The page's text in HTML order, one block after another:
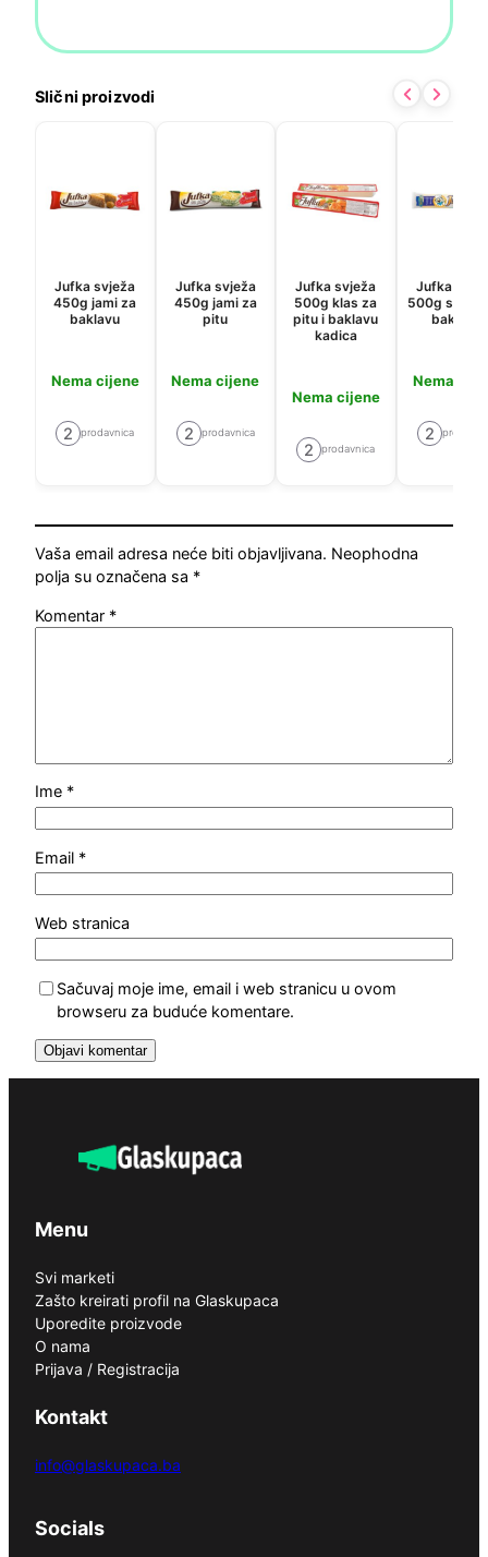
Slični proizvodi
Jufka svježa
450g jami za
baklavu
Nema cijene
2 prodavnica
Jufka svježa
450g jami za
pitu
Nema cijene
2 prodavnica
Jufka svježa
500g klas za
pitu i baklavu
kadica
Nema cijene
2 prodavnica
Jufka
500g
baklavu
Nema
2
Vaša email adresa neće biti objavljivana. Neophodna
polja su označena sa *
Komentar *
Ime *
Email *
Web stranica
Sačuvaj moje ime, email i web stranicu u ovom
browseru za buduće komentare.
Menu
Svi marketi
Zašto kreirati profil na Glaskupaca
Uporedite proizvode
O nama
Prijava / Registracija
Kontakt
info@glaskupaca.ba
Socials